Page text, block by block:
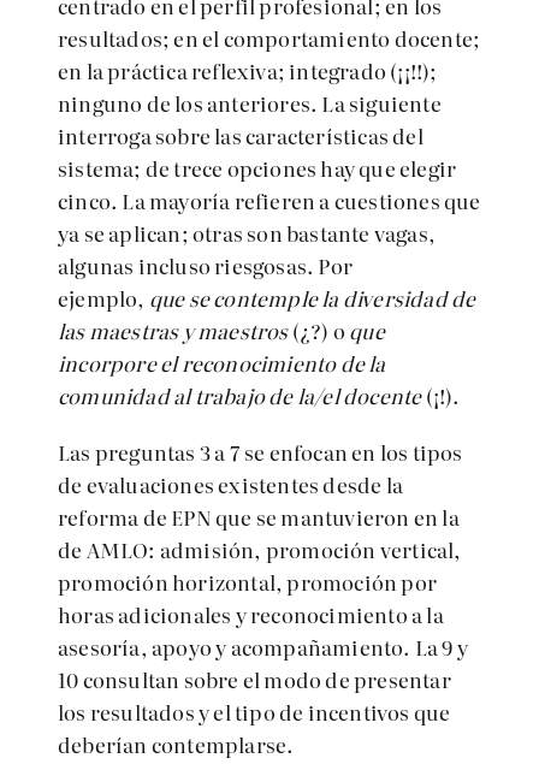
resultados; en el comportamiento docente;
en la práctica reflexiva; integrado (¡¡!!);
ninguno de los anteriores. La siguiente
interroga sobre las características del
sistema; de trece opciones hay que elegir
cinco. La mayoría refieren a cuestiones que
ya se aplican; otras son bastante vagas,
algunas incluso riesgosas. Por
ejemplo, que se contemple la diversidad de
las maestras y maestros(¿?) o que
incorpore el reconocimiento de la
comunidad al trabajo de la/el docente(¡!).
Las preguntas 3 a 7 se enfocan en los tipos
de evaluaciones existentes desde la
reforma de EPN que se mantuvieron en la
de AMLO: admisión, promoción vertical,
promoción horizontal, promoción por
horas adicionales y reconocimiento a la
asesoría, apoyo y acompañamiento. La 9 y
10 consultan sobre el modo de presentar
los resultados y el tipo de incentivos que
deberían contemplarse.